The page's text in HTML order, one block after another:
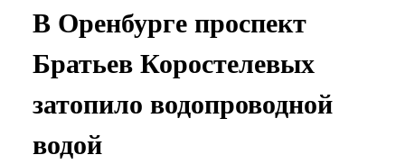
В Оренбурге проспект
Братьев Коростелевых
затопило водопроводной
водой